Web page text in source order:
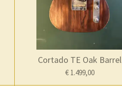
Cortado TE Oak Barrel
€ 1.499,00